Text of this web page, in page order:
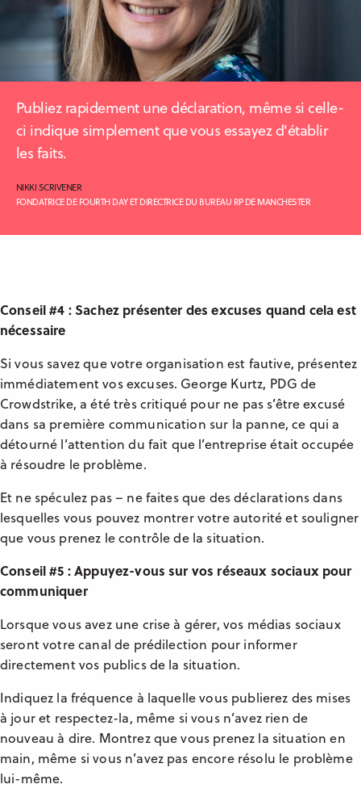
Publiez rapidement une déclaration, même si celle-
ci indique simplement que vous essayez d'établir
les faits.
NIKKI SCRIVENER
FONDATRICE DE FOURTH DAY ET DIRECTRICE DU BUREAU RP DE MANCHESTER
Conseil #4 : Sachez présenter des excuses quand cela est
nécessaire
Si vous savez que votre organisation est fautive, présentez
immédiatement vos excuses. George Kurtz, PDG de
Crowdstrike, a été très critiqué pour ne pas s’être excusé
dans sa première communication sur la panne, ce qui a
détourné l’attention du fait que l’entreprise était occupée
à résoudre le problème.
Et ne spéculez pas – ne faites que des déclarations dans
lesquelles vous pouvez montrer votre autorité et souligner
que vous prenez le contrôle de la situation.
Conseil #5 : Appuyez-vous sur vos réseaux sociaux pour
communiquer
Lorsque vous avez une crise à gérer, vos médias sociaux
seront votre canal de prédilection pour informer
directement vos publics de la situation.
Indiquez la fréquence à laquelle vous publierez des mises
à jour et respectez-la, même si vous n’avez rien de
nouveau à dire. Montrez que vous prenez la situation en
main, même si vous n’avez pas encore résolu le problème
lui-même.